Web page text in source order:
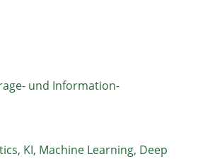
und Information-
KI, Machine Learning, Deep